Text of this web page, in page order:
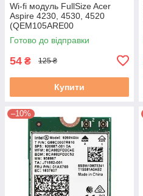
Wi-fi модуль FullSize Acer
Aspire 4230, 4530, 4520
(QEM105ARE00
AD0EM105000) 802.11 b, g,
54Mbps #
Готово до відправки
54 ₴ 125 ₴
Купити
–10%